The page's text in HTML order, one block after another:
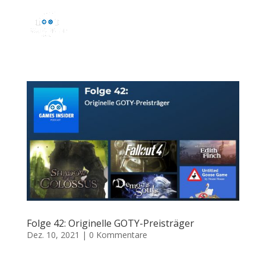
Folge 42: Originelle GOTY-Preisträger
Dez. 10, 2021 | 0 Kommentare